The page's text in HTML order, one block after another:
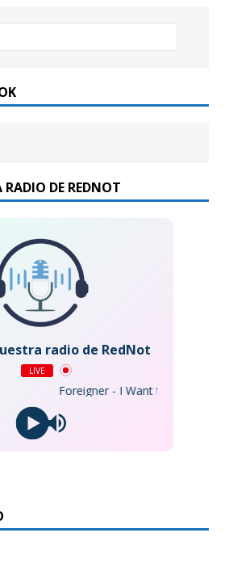
RADIO DE REDNOT
radio de RedNot
LIVE
Foreigner - I Want to Know What